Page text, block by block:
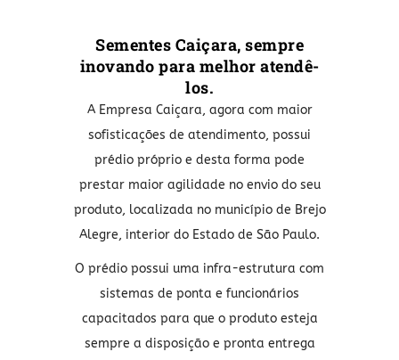
Sementes Caiçara, sempre
inovando para melhor atendê-
los.
A Empresa Caiçara, agora com maior
sofisticações de atendimento, possui
prédio próprio e desta forma pode
prestar maior agilidade no envio do seu
produto, localizada no município de Brejo
Alegre, interior do Estado de São Paulo.
O prédio possui uma infra-estrutura com
sistemas de ponta e funcionários
capacitados para que o produto esteja
sempre a disposição e pronta entrega